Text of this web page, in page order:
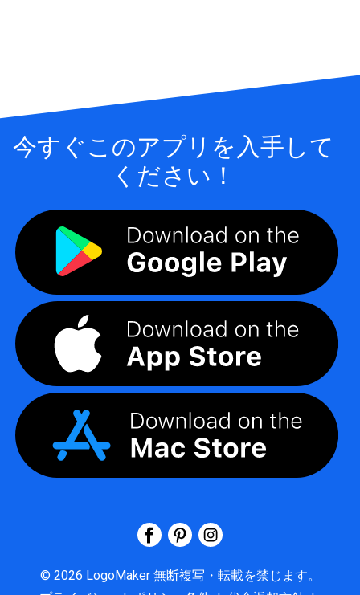
今すぐこのアプリを入手して
ください！
© 2026 LogoMaker 無断複写・転載を禁じます。